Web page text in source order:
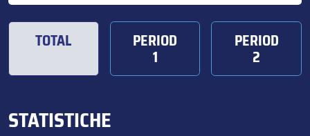
TOTAL PERIOD
1
PERIOD
2
STATISTICHE